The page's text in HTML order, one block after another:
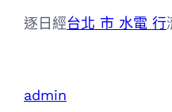
逐日經台北 市 水電 行
admin